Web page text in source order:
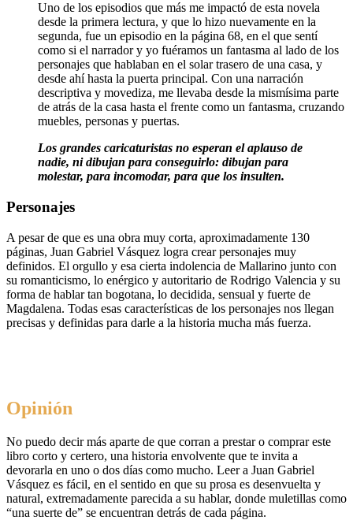
Uno de los episodios que más me impactó de esta novela
desde la primera lectura, y que lo hizo nuevamente en la
segunda, fue un episodio en la página 68, en el que sentí
como si el narrador y yo fuéramos un fantasma al lado de los
personajes que hablaban en el solar trasero de una casa, y
desde ahí hasta la puerta principal. Con una narración
descriptiva y movediza, me llevaba desde la mismísima parte
de atrás de la casa hasta el frente como un fantasma, cruzando
muebles, personas y puertas.
Los grandes caricaturistas no esperan el aplauso de
nadie, ni dibujan para conseguirlo: dibujan para
molestar, para incomodar, para que los insulten.
Personajes
A pesar de que es una obra muy corta, aproximadamente 130
páginas, Juan Gabriel Vásquez logra crear personajes muy
definidos. El orgullo y esa cierta indolencia de Mallarino junto con
su romanticismo, lo enérgico y autoritario de Rodrigo Valencia y su
forma de hablar tan bogotana, lo decidida, sensual y fuerte de
Magdalena. Todas esas características de los personajes nos llegan
precisas y definidas para darle a la historia mucha más fuerza.
Opinión
No puedo decir más aparte de que corran a prestar o comprar este
libro corto y certero, una historia envolvente que te invita a
devorarla en uno o dos días como mucho. Leer a Juan Gabriel
Vásquez es fácil, en el sentido en que su prosa es desenvuelta y
natural, extremadamente parecida a su hablar, donde muletillas como
“una suerte de” se encuentran detrás de cada página.